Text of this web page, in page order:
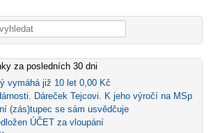
Vyhledávání
za posledních 30 dni
vymáhá již 10 let 0,00 Kč
Dáreček Tejcovi. K jeho výročí na MSp
(zás)tupec se sám usvědčuje
ÚČET za vloupání